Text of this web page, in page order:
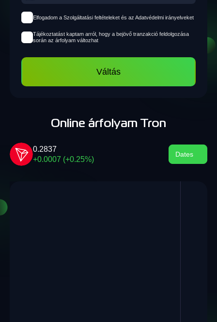
Elfogadom a Szolgáltatási feltételeket és az Adatvédelmi irányelveket
Tájékoztatást kaptam arról, hogy a bejövő tranzakció feldolgozása
során az árfolyam változhat
Váltás
Online árfolyam Tron
0.2837
+0.0007 (+0.25%)
Dates